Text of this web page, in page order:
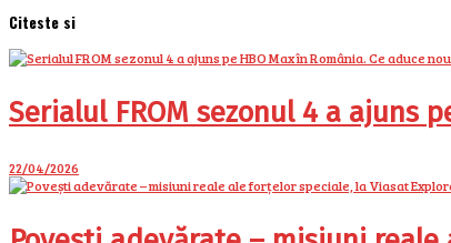
Citeste si
Serialul FROM sezonul 4 a ajuns
22/04/2026